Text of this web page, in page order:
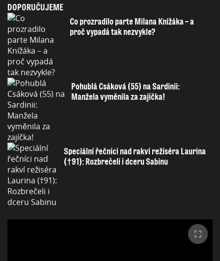
DOPORUČUJEME
Co prozradilo parte Milana Knížáka – a
proč vypadá tak nezvykle?
Pohublá Csáková (55) na Sardinii:
Manžela vyměnila za zajíčka!
Speciální řečníci nad rakví režiséra Laurina
(†91): Rozbrečeli i dceru Sabinu